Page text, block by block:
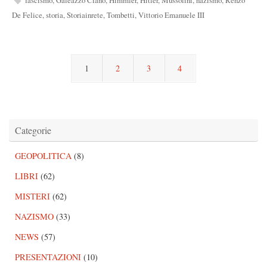
De Felice,storia,Storiainrete,Tombetti,Vittorio Emanuele III
1 2 3 4
Categorie
GEOPOLITICA (8)
LIBRI (62)
MISTERI (62)
NAZISMO (33)
NEWS (57)
PRESENTAZIONI (10)